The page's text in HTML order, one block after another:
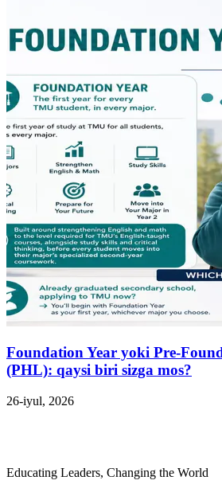
Foundation Year yoki Pre-
(PHL): qaysi biri sizga mos?
26-iyul, 2026
Educating Leaders, Changing the World